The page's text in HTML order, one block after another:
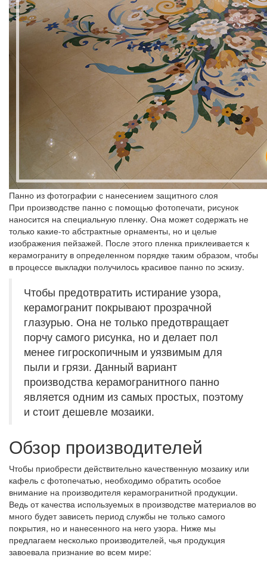
Панно из фотографии с нанесением защитного слоя
При производстве панно с помощью фотопечати, рисунок
наносится на специальную пленку. Она может содержать не
только какие-то абстрактные орнаменты, но и целые
изображения пейзажей. После этого пленка приклеивается к
керамограниту в определенном порядке таким образом, чтобы
в процессе выкладки получилось красивое панно по эскизу.
Чтобы предотвратить истирание узора,
керамогранит покрывают прозрачной
глазурью. Она не только предотвращает
порчу самого рисунка, но и делает пол
менее гигроскопичным и уязвимым для
пыли и грязи. Данный вариант
производства керамогранитного панно
является одним из самых простых, поэтому
и стоит дешевле мозаики.
Обзор производителей
Чтобы приобрести действительно качественную мозаику или
кафель с фотопечатью, необходимо обратить особое
внимание на производителя керамогранитной продукции.
Ведь от качества используемых в производстве материалов во
много будет зависеть период службы не только самого
покрытия, но и нанесенного на него узора. Ниже мы
предлагаем несколько производителей, чья продукция
завоевала признание во всем мире: